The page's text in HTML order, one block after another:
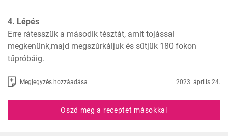
4. Lépés
Erre rátesszük a második tésztát, amit tojással
megkenünk,majd megszúrkáljuk és sütjük 180 fokon
tűpróbáig.
Megjegyzés hozzáadása 2023. április 24.
Oszd meg a receptet másokkal